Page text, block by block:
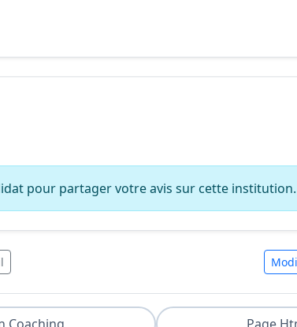
pour partager votre avis sur cette institution.